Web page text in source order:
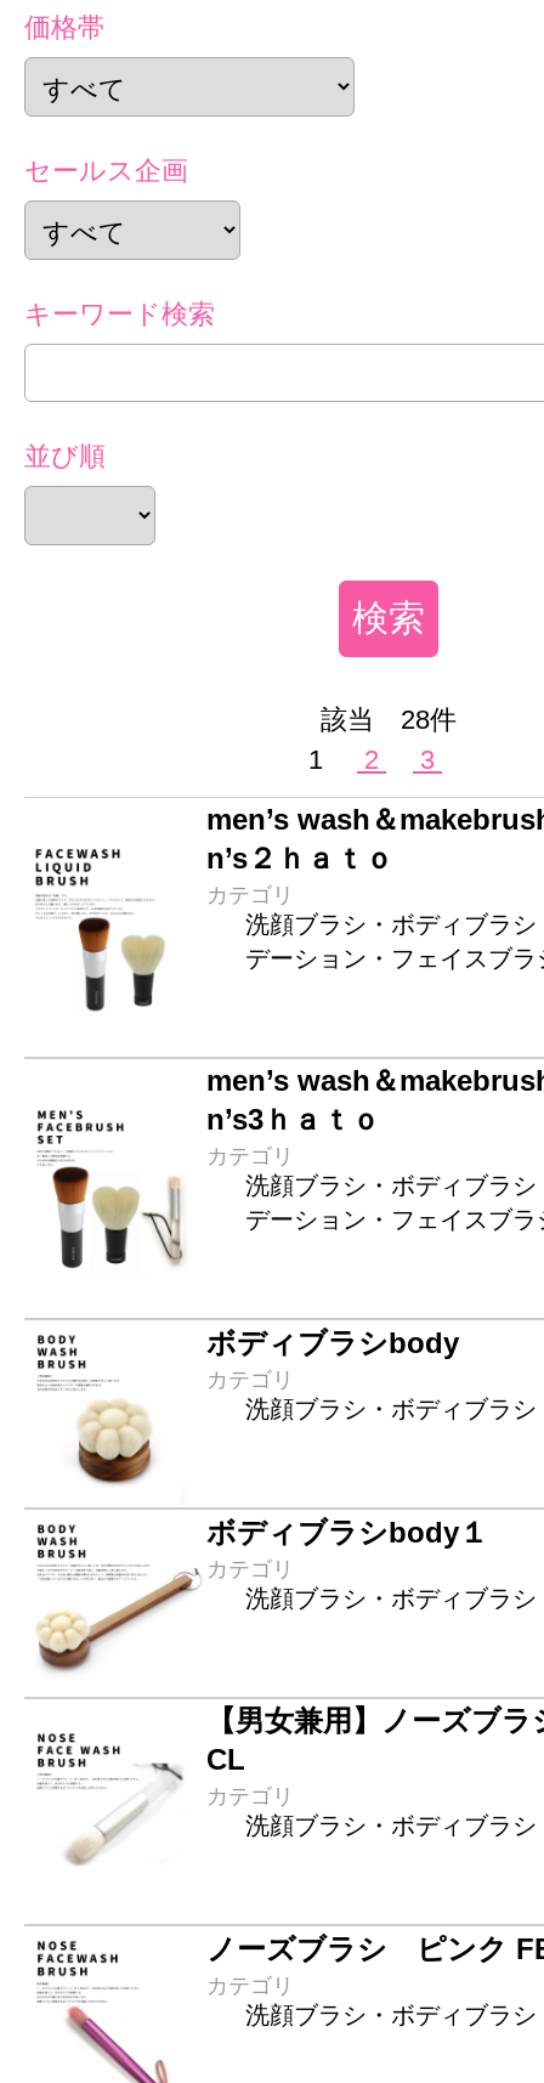
価格帯
セールス企画
キーワード検索
並び順
該当 28件
1
2 3
men’s wash＆
n’s２ｈａｔｏ
カテゴリ
洗顔ブラシ・ボディブラ
デーション・フェイスブ
men’s wash＆
n’s3ｈａｔｏ
カテゴリ
洗顔ブラシ・ボディブラ
デーション・フェイスブ
ボディブラシbody
カテゴリ
洗顔ブラシ・ボディブラシ
ボディブラシbody１
カテゴリ
洗顔ブラシ・ボディブラシ
【男女兼用】ノーズブ
CL
カテゴリ
洗顔ブラシ・ボディブラシ
ノーズブラシ ピンク
カテゴリ
洗顔ブラシ・ボディブラシ